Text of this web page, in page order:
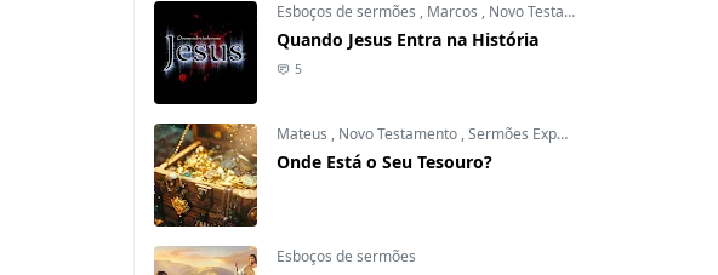
Esboços de sermões , Marcos , Novo Testamento
Quando Jesus Entra na História
5
Mateus , Novo Testamento ,Sermões Expositivos
Onde Está o Seu Tesouro?
Esboços de sermões